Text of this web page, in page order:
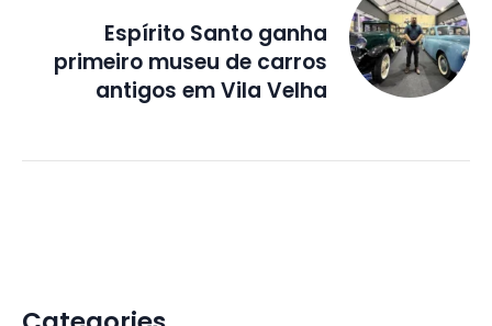
Espírito Santo ganha
primeiro museu de carros
antigos em Vila Velha